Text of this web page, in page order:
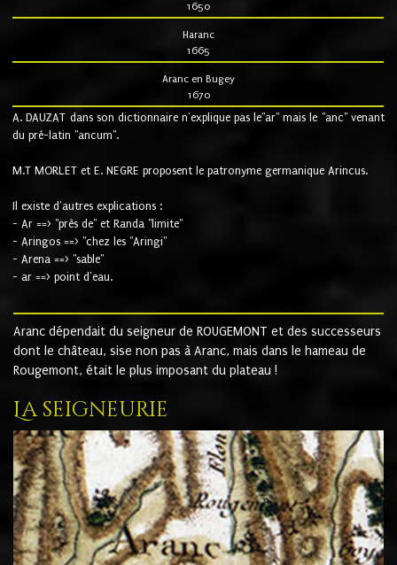
1650
Haranc
1665
Aranc en Bugey
1670
A. DAUZAT dans son dictionnaire n'explique pas le"ar" mais le "anc" venant
du pré-latin "ancum".
M.T MORLET et E. NEGRE proposent le patronyme germanique Arincus.
Il existe d'autres explications :
- Ar ==> "près de" et Randa "limite"
- Aringos ==> "chez les "Aringi"
- Arena ==> "sable"
- ar ==> point d'eau.
Aranc dépendait du seigneur de ROUGEMONT et des successeurs
dont le château, sise non pas à Aranc, mais dans le hameau de
Rougemont, était le plus imposant du plateau !
La seigneurie